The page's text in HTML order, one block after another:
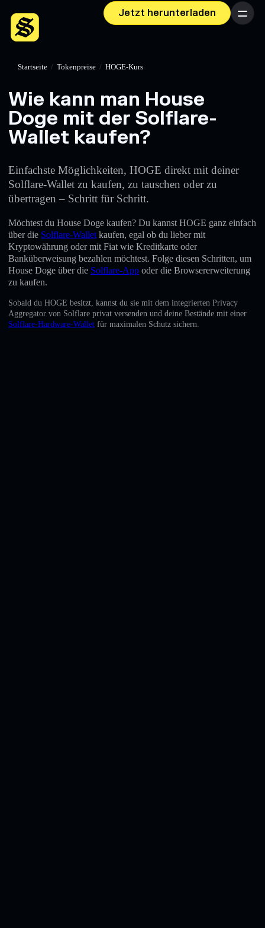
Jetzt herunterladen Menü
English
Deutsch
Italiano
Startseite / Tokenpreise / HOGE-Kurs
Wie kann man House
Doge mit der Solflare-
Wallet kaufen?
Einfachste Möglichkeiten, HOGE direkt mit deiner
Solflare-Wallet zu kaufen, zu tauschen oder zu
übertragen – Schritt für Schritt.
Möchtest du House Doge kaufen? Du kannst HOGE ganz einfach
über die Solflare-Wallet kaufen, egal ob du lieber mit
Kryptowährung oder mit Fiat wie Kreditkarte oder
Banküberweisung bezahlen möchtest. Folge diesen Schritten, um
House Doge über die Solflare-App oder die Browsererweiterung
zu kaufen.
Sobald du HOGE besitzt, kannst du sie mit dem integrierten Privacy
Aggregator von Solflare privat versenden und deine Bestände mit einer
Solflare-Hardware-Wallet für maximalen Schutz sichern.